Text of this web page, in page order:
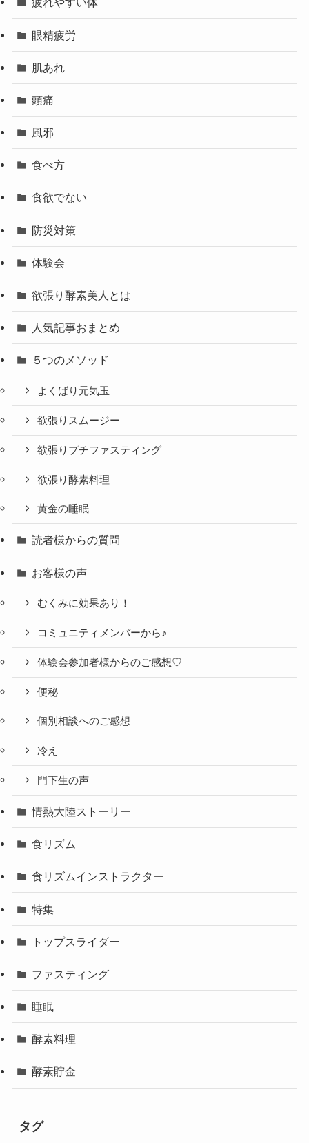
眼精疲労
肌あれ
頭痛
風邪
食べ方
食欲でない
防災対策
体験会
欲張り酵素美人とは
人気記事おまとめ
５つのメソッド
よくばり元気玉
欲張りスムージー
欲張りプチファスティング
欲張り酵素料理
黄金の睡眠
読者様からの質問
お客様の声
むくみに効果あり！
コミュニティメンバーから♪
体験会参加者様からのご感想♡
便秘
個別相談へのご感想
冷え
門下生の声
情熱大陸ストーリー
食リズム
食リズムインストラクター
特集
トップスライダー
ファスティング
睡眠
酵素料理
酵素貯金
タグ